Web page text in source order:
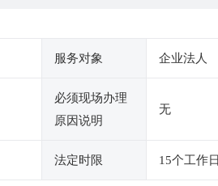
服务对象 企业法人
必须现场办理
原因说明
无
法定时限 15个工作日